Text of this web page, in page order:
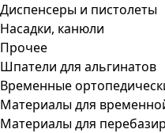
Диспенсеры и пистолеты
Насадки, канюли
Прочее
Шпатели для альгинатов
Временные
Материалы для
Материалы для